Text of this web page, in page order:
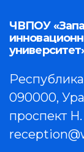
ЧВПОУ
090000,
проспект